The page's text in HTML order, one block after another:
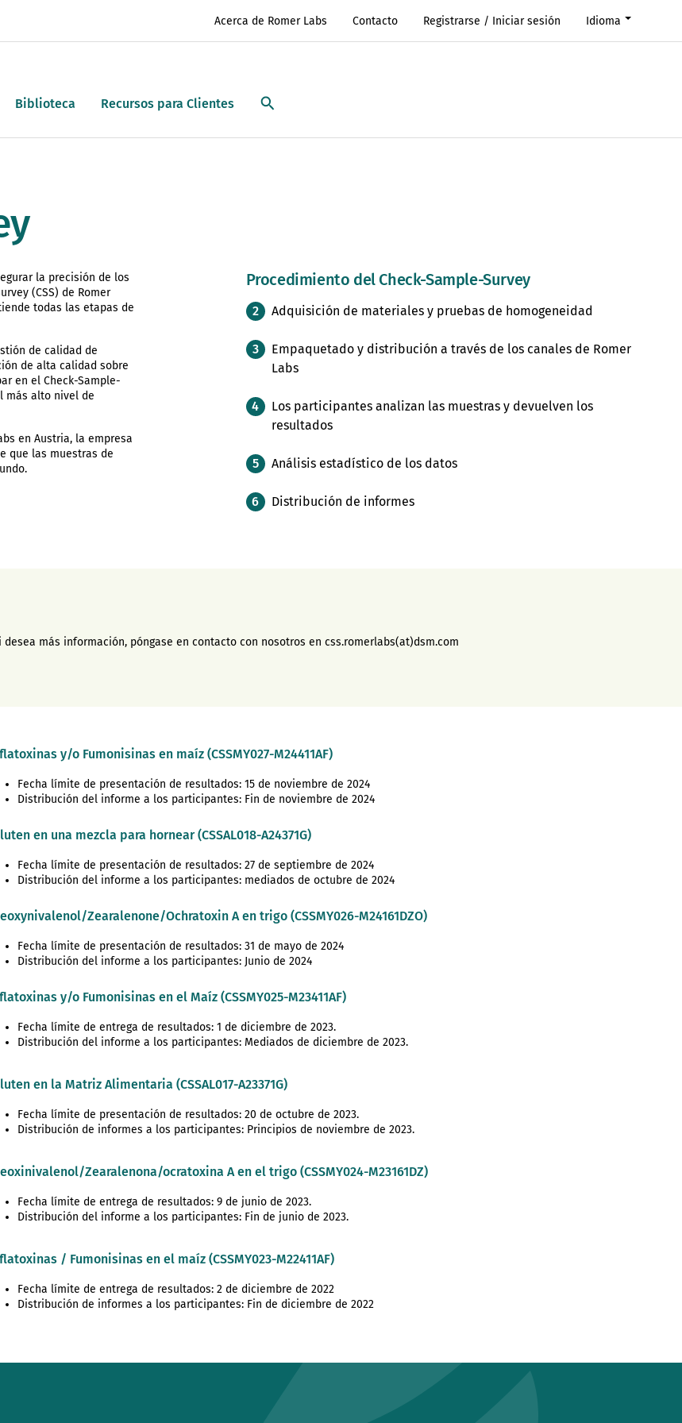
Biblioteca Recursos para Clientes
Acerca de Romer Labs Contacto Registrarse / Iniciar sesión Idioma
la precisión de los
(CSS) de Romer
todas las etapas de
de calidad de
de alta calidad sobre
en el Check-Sample-
más alto nivel de
en Austria, la empresa
que las muestras de
Procedimiento del Check-Sample-Survey
Adquisición de materiales y pruebas de homogeneidad
Empaquetado y distribución a través de los canales de Romer
Labs
Los participantes analizan las muestras y devuelven los
resultados
Análisis estadístico de los datos
Distribución de informes
desea más información, póngase en contacto con nosotros en css.romerlabs(at)dsm.com
y/o Fumonisinas en maíz (CSSMY027-M24411AF)
Fecha límite de presentación de resultados: 15 de noviembre de 2024
Distribución del informe a los participantes: Fin de noviembre de 2024
en una mezcla para hornear (CSSAL018-A24371G)
Fecha límite de presentación de resultados: 27 de septiembre de 2024
Distribución del informe a los participantes: mediados de octubre de 2024
Zearalenone/Ochratoxin A en trigo (CSSMY026-M24161DZO)
Fecha límite de presentación de resultados: 31 de mayo de 2024
Distribución del informe a los participantes: Junio de 2024
y/o Fumonisinas en el Maíz (CSSMY025-M23411AF)
Fecha límite de entrega de resultados: 1 de diciembre de 2023.
Distribución del informe a los participantes: Mediados de diciembre de 2023.
en la Matriz Alimentaria (CSSAL017-A23371G)
Fecha límite de presentación de resultados: 20 de octubre de 2023.
Distribución de informes a los participantes: Principios de noviembre de 2023.
Zearalenona/ocratoxina A en el trigo (CSSMY024-M23161DZ)
Fecha límite de entrega de resultados: 9 de junio de 2023.
Distribución del informe a los participantes: Fin de junio de 2023.
/ Fumonisinas en el maíz (CSSMY023-M22411AF)
Fecha límite de entrega de resultados: 2 de diciembre de 2022
Distribución de informes a los participantes: Fin de diciembre de 2022